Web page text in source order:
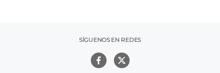
SÍGUENOS EN REDES